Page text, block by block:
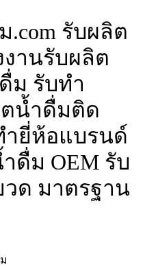
.com รับผลิต
านรับผลิต
ม รับทำ
น้ำดื่มติด
ยี่ห้อแบรนด์
ดื่ม OEM รับ
ด มาตรฐาน